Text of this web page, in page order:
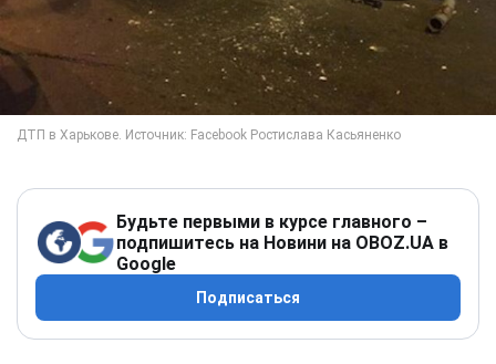
Будьте первыми в курсе главного –
подпишитесь на Новини на OBOZ.UA в
Google
Подписаться